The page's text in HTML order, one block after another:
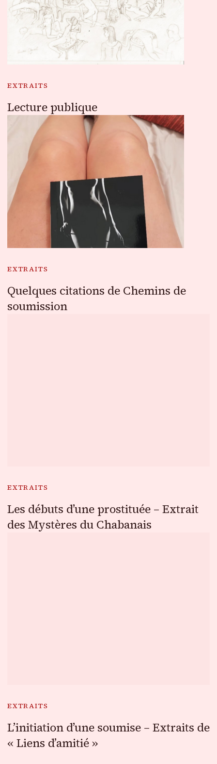
EXTRAITS
Lecture publique
EXTRAITS
Quelques citations de Chemins de
soumission
EXTRAITS
Les débuts d’une prostituée – Extrait
des Mystères du Chabanais
EXTRAITS
L’initiation d’une soumise – Extraits de
« Liens d’amitié »